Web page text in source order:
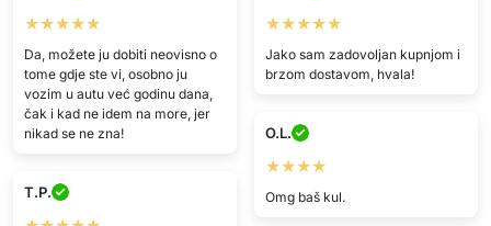
★★★★★
Da, možete ju dobiti neovisno o
tome gdje ste vi, osobno ju
vozim u autu već godinu dana,
čak i kad ne idem na more, jer
nikad se ne zna!
★★★★★
Jako sam zadovoljan kupnjom i
brzom dostavom, hvala!
O.L.
★★★★
Omg baš kul.
T.P.